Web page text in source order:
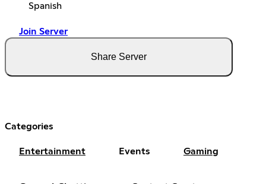
Spanish
Join Server
Share Server
Categories
Entertainment Events Gaming